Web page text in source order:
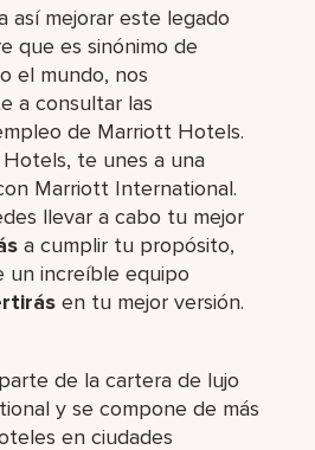
así mejorar este legado
que es sinónimo de
el mundo, nos
a consultar las
de Marriott Hotels.
te unes a una
Marriott International.
llevar a cabo tu mejor
a cumplir tu propósito,
un increíble​ equipo
en tu mejor versión.
de la cartera de lujo
y se compone de más
en ciudades